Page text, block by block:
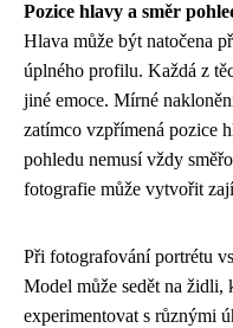
Pozice hlavy a směr
Hlava může být natočena
úplného profilu. Každá z
jiné emoce. Mírné
zatímco vzpřímená pozice
pohledu nemusí vždy
fotografie může vytvořit
Při fotografování portrétu
Model může sedět na židli,
experimentovat s různými